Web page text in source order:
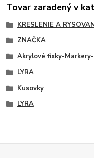
Tovar zaradený v
KRESLENIE A
ZNAČKA
Akrylové fixky-
LYRA
Kusovky
LYRA